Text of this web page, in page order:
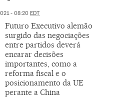
- 08:20 EDT
Futuro Executivo alemão
surgido das negociações
entre partidos deverá
encarar decisões
importantes, como a
reforma fiscal e o
posicionamento da UE
perante a China